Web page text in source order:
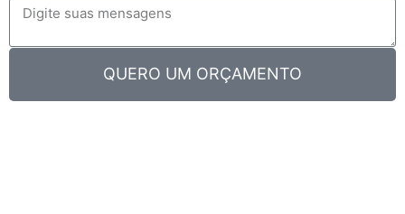
QUERO UM ORÇAMENTO